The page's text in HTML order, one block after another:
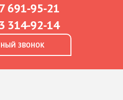
691-95-21
314-92-14
ЗВОНОК